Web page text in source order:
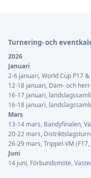
Turnering- och
2026
Januari
2-6 januari, World Cup P17
12-18 januari, Dam- och
16-17 januari,
16-18 januari,
Mars
13-14 mars, Bandyfinalen,
20-22 mars,
26-29 mars, Trippel-VM
Juni
14 juni, Förbundsmöte,